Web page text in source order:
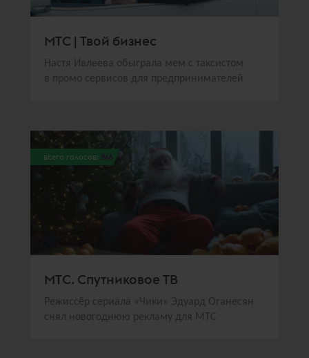
МТС | Твой бизнес
Настя Ивлеева обыграла мем с таксистом
в промо сервисов для предпринимателей
всего голосов: 266
МТС. Спутниковое ТВ
Режиссёр сериала «Чики» Эдуард Оганесян
снял новогоднюю рекламу для МТС